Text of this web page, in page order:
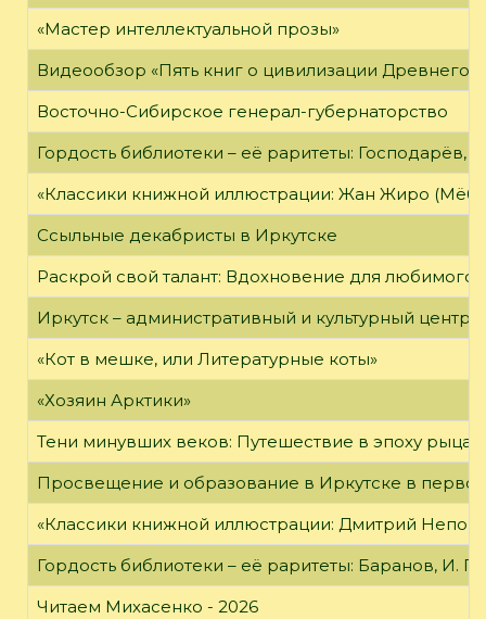
«Мастер интеллектуальной прозы»
Видеообзор «Пять книг о цивилизации Древнего
Восточно-Сибирское генерал-губернаторство
Гордость библиотеки – её раритеты:
«Классики книжной иллюстрации: Жан Жиро
Ссыльные декабристы в Иркутске
Раскрой свой талант: Вдохновение для любимого
Иркутск – административный и культурный центр
«Кот в мешке, или Литературные коты»
«Хозяин Арктики»
Тени минувших веков: Путешествие в эпоху
Просвещение и образование в Иркутске в
«Классики книжной иллюстрации: Дмитрий
Гордость библиотеки – её раритеты: Баранов, И.
Читаем Михасенко - 2026